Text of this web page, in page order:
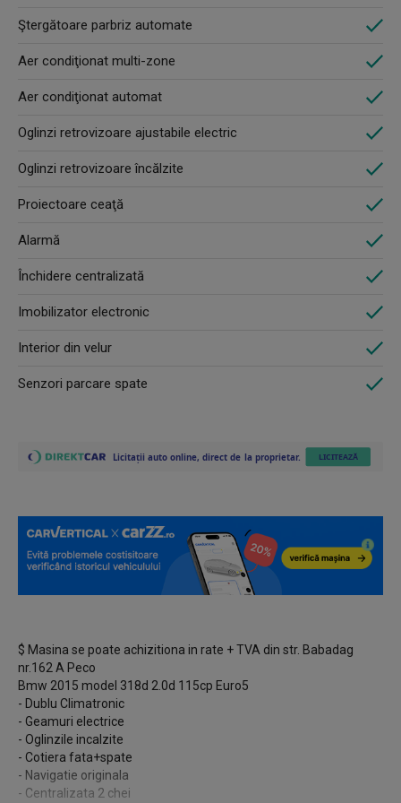
Ştergătoare parbriz automate
Aer condiţionat multi-zone
Aer condiţionat automat
Oglinzi retrovizoare ajustabile electric
Oglinzi retrovizoare încălzite
Proiectoare ceaţă
Alarmă
Închidere centralizată
Imobilizator electronic
Interior din velur
Senzori parcare spate
$ Masina se poate achizitiona in rate + TVA din str. Babadag
nr.162 A Peco
Bmw 2015 model 318d 2.0d 115cp Euro5
- Dublu Climatronic
- Geamuri electrice
- Oglinzile incalzite
- Cotiera fata+spate
- Navigatie originala
- Centralizata 2 chei